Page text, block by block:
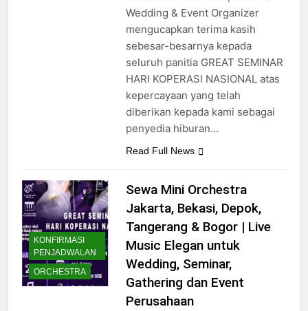
Nasional Tahun 2026, Three S
Wedding & Event Organizer
mengucapkan terima kasih
sebesar-besarnya kepada
seluruh panitia GREAT SEMINAR
HARI KOPERASI NASIONAL atas
kepercayaan yang telah
diberikan kepada kami sebagai
KONFIRMASI
PENJADWALAN
ORCHESTRA
Sewa Mini Orchestra
Jakarta, Bekasi, Depok,
Tangerang & Bogor | Live
Music Elegan untuk
Wedding, Seminar,
Gathering dan Event